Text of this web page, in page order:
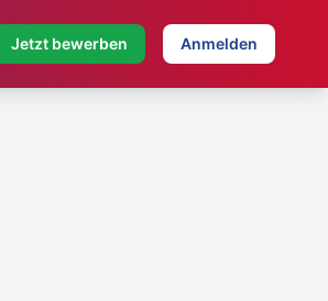
Jetzt bewerben Anmelden